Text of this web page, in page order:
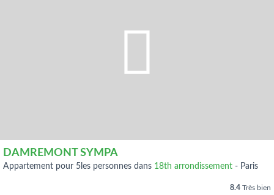
DAMREMONT SYMPA
appartement pour 5les personnes dans 18th arrondissement - Paris
8.4 Très bien